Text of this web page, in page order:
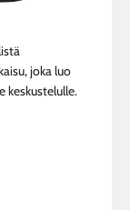
joka luo
keskustelulle.